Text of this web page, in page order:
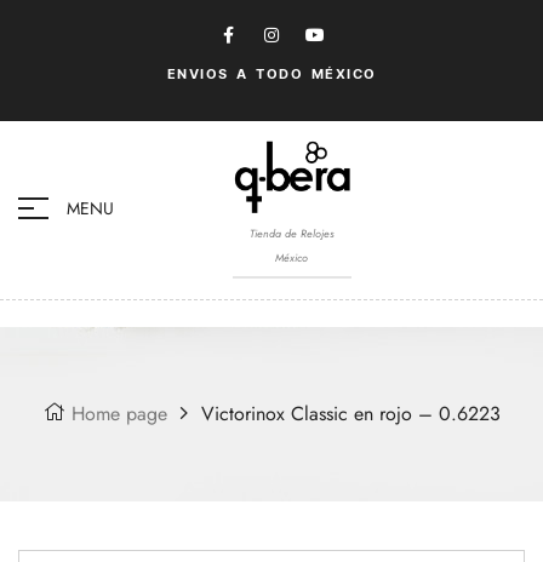
ENVIOS A TODO MÉXICO
MENU
Tienda de Relojes
México
Home page Victorinox Classic en rojo – 0.6223